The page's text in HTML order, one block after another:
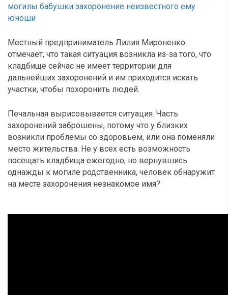
могилы бабушки захоронение неизвестного ему
юноши
Местный предприниматель Лилия Мироненко
отмечает, что такая ситуация возникла из-за того, что
кладбище сейчас не имеет территории для
дальнейших захоронений и им приходится искать
участки, чтобы похоронить людей.
Печальная вырисовывается ситуация. Часть
захоронений заброшены, потому что у близких
возникли проблемы со здоровьем, или она поменяли
место жительства. Не у всех есть возможность
посещать кладбища ежегодно, но вернувшись
однажды к могиле родственника, человек обнаружит
на месте захоронения незнакомое имя?